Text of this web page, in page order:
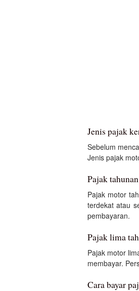
Jenis pajak
Sebelum
Jenis pajak
Pajak tahunan
Pajak motor
terdekat atau
pembayaran.
Pajak lima
Pajak motor
membayar.
Cara bayar